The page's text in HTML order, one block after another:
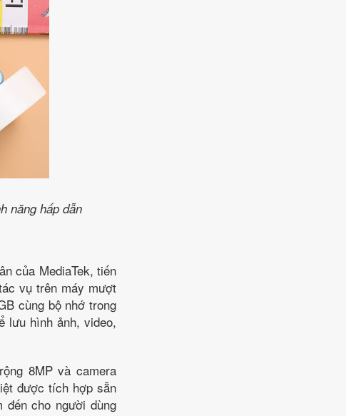
năng hấp dẫn
của MediaTek, tiến
vụ trên máy mượt
cùng bộ nhớ trong
lưu hình ảnh, video,
8MP và camera
được tích hợp sẵn
đến cho người dùng